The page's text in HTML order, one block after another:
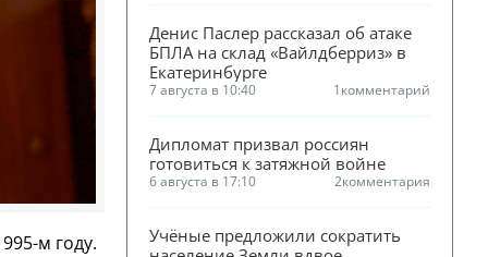
м году.
Денис Паслер рассказал об атаке
БПЛА на склад «Вайлдберриз» в
Екатеринбурге
7 августа в 10:40 1комментарий
Дипломат призвал россиян
готовиться к затяжной войне
6 августа в 17:10 2комментария
Учёные предложили сократить